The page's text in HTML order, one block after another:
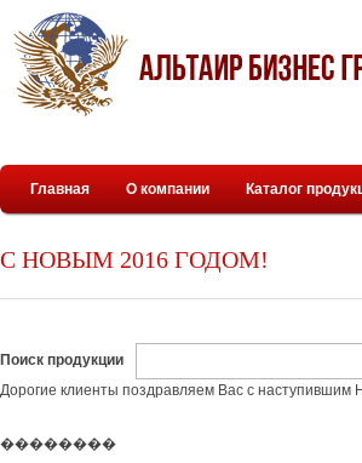
Главная О компании Каталог
С НОВЫМ 2016 ГОДОМ!
Поиск продукции
Дорогие клиенты поздравляем Вас с
��������